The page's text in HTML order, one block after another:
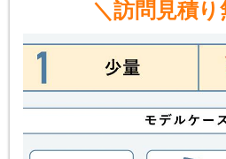
＼訪問見積り